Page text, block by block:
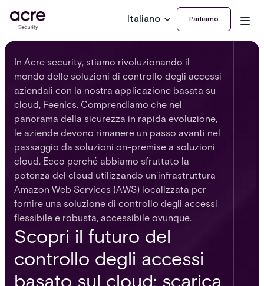
Italiano Parliamo
Scopri il futuro del
controllo degli accessi
basato sul cloud: scarica
In Acre security, stiamo rivoluzionando il
mondo delle soluzioni di controllo degli accessi
aziendali con la nostra applicazione basata su
cloud, Feenics. Comprendiamo che nel
panorama della sicurezza in rapida evoluzione,
le aziende devono rimanere un passo avanti nel
passaggio da soluzioni on-premise a soluzioni
cloud. Ecco perché abbiamo sfruttato la
potenza del cloud utilizzando un'infrastruttura
Amazon Web Services (AWS) localizzata per
fornire una soluzione di controllo degli accessi
flessibile e robusta, accessibile ovunque.